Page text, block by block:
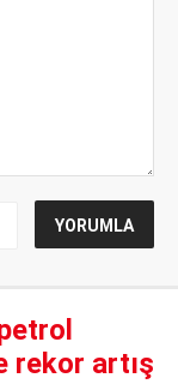
rekor artış